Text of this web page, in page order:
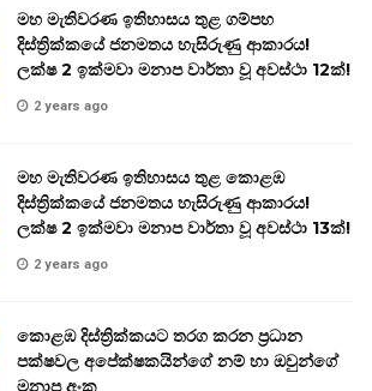
මහ මැතිවරණ ඉතිහාසය තුළ ගම්පහ
දිස්ත්‍රික්කයේ ජනමතය හැසිරුණු ආකාරය!
ලක්ෂ 2 ඉක්මවා මනාප වාර්තා වූ අවස්ථා 12ක්!
2 years ago
මහ මැතිවරණ ඉතිහාසය තුළ කොළඹ
දිස්ත්‍රික්කයේ ජනමතය හැසිරුණු ආකාරය!
ලක්ෂ 2 ඉක්මවා මනාප වාර්තා වූ අවස්ථා 13ක්!
2 years ago
කොළඹ දිස්ත්‍රික්කයට තරග කරන ප්‍රධාන
පක්ෂවල අපේක්ෂකයින්ගේ නම් හා ඔවුන්ගේ
මනාප අංක